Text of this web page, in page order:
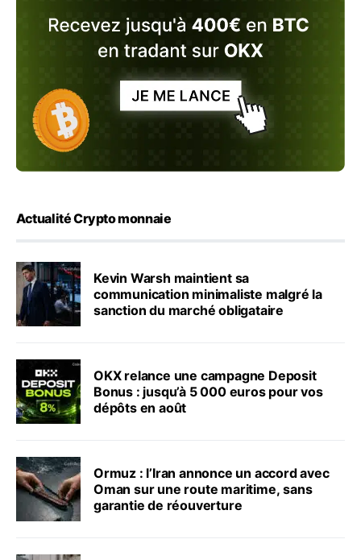
Actualité Crypto monnaie
Kevin Warsh maintient sa
communication minimaliste malgré la
sanction du marché obligataire
OKX relance une campagne Deposit
Bonus : jusqu’à 5 000 euros pour vos
dépôts en août
Ormuz : l’Iran annonce un accord avec
Oman sur une route maritime, sans
garantie de réouverture